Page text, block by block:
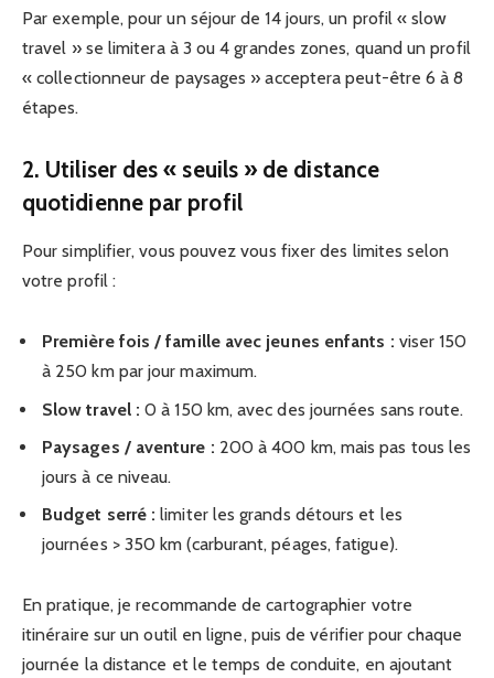
Par exemple, pour un séjour de 14 jours, un profil « slow
travel » se limitera à 3 ou 4 grandes zones, quand un profil
« collectionneur de paysages » acceptera peut-être 6 à 8
étapes.
2. Utiliser des « seuils » de distance
quotidienne par profil
Pour simplifier, vous pouvez vous fixer des limites selon
votre profil :
Première fois / famille avec jeunes enfants : viser 150
à 250 km par jour maximum.
Slow travel : 0 à 150 km, avec des journées sans route.
Paysages / aventure : 200 à 400 km, mais pas tous les
jours à ce niveau.
Budget serré : limiter les grands détours et les
journées > 350 km (carburant, péages, fatigue).
En pratique, je recommande de cartographier votre
itinéraire sur un outil en ligne, puis de vérifier pour chaque
journée la distance et le temps de conduite, en ajoutant